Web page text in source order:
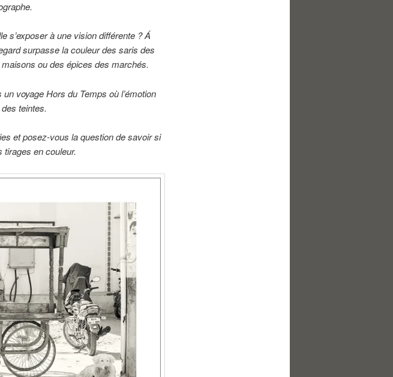
s’exposer à une vision différente ? Á
surpasse la couleur des saris des
ou des épices des marchés.
voyage Hors du Temps où l’émotion
teintes.
et posez-vous la question de savoir si
en couleur.